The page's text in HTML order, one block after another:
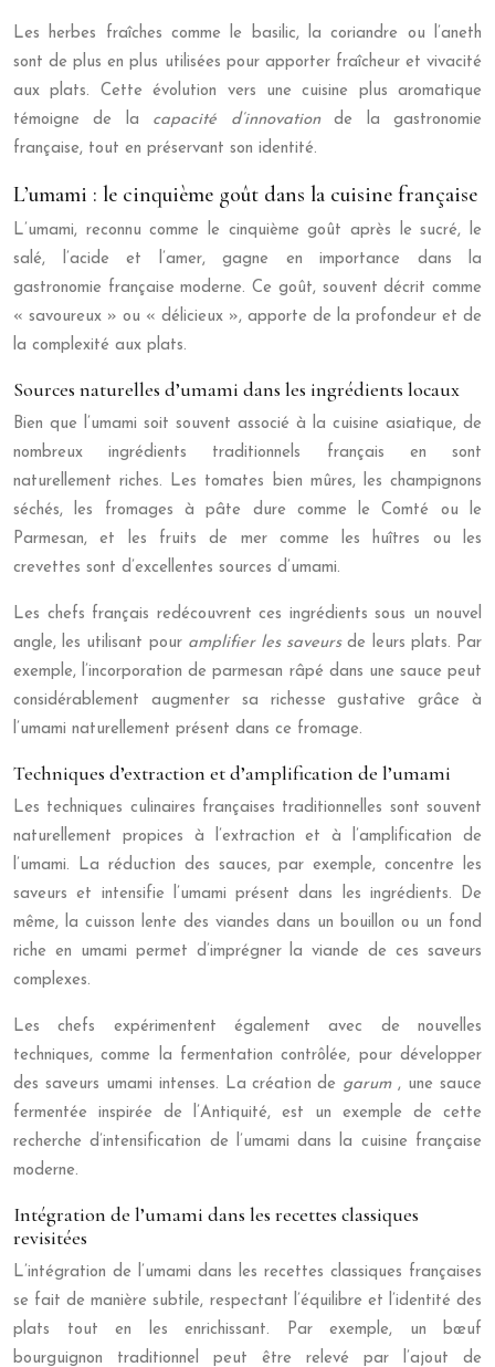
Les herbes fraîches comme le basilic, la coriandre ou l’aneth
sont de plus en plus utilisées pour apporter fraîcheur et vivacité
aux plats. Cette évolution vers une cuisine plus aromatique
témoigne de la capacité d’innovationde la gastronomie
française, tout en préservant son identité.
L’umami : le cinquième goût dans la cuisine française
L’umami, reconnu comme le cinquième goût après le sucré, le
salé, l’acide et l’amer, gagne en importance dans la
gastronomie française moderne. Ce goût, souvent décrit comme
« savoureux » ou « délicieux », apporte de la profondeur et de
la complexité aux plats.
Sources naturelles d’umami dans les ingrédients locaux
Bien que l’umami soit souvent associé à la cuisine asiatique, de
nombreux ingrédients traditionnels français en sont
naturellement riches. Les tomates bien mûres, les champignons
séchés, les fromages à pâte dure comme le Comté ou le
Parmesan, et les fruits de mer comme les huîtres ou les
crevettes sont d’excellentes sources d’umami.
Les chefs français redécouvrent ces ingrédients sous un nouvel
angle, les utilisant pour amplifier les saveursde leurs plats. Par
exemple, l’incorporation de parmesan râpé dans une sauce peut
considérablement augmenter sa richesse gustative grâce à
l’umami naturellement présent dans ce fromage.
Techniques d’extraction et d’amplification de l’umami
Les techniques culinaires françaises traditionnelles sont souvent
naturellement propices à l’extraction et à l’amplification de
l’umami. La réduction des sauces, par exemple, concentre les
saveurs et intensifie l’umami présent dans les ingrédients. De
même, la cuisson lente des viandes dans un bouillon ou un fond
riche en umami permet d’imprégner la viande de ces saveurs
complexes.
Les chefs expérimentent également avec de nouvelles
techniques, comme la fermentation contrôlée, pour développer
des saveurs umami intenses. La création de garum , une sauce
fermentée inspirée de l’Antiquité, est un exemple de cette
recherche d’intensification de l’umami dans la cuisine française
moderne.
Intégration de l’umami dans les recettes classiques
revisitées
L’intégration de l’umami dans les recettes classiques françaises
se fait de manière subtile, respectant l’équilibre et l’identité des
plats tout en les enrichissant. Par exemple, un bœuf
bourguignon traditionnel peut être relevé par l’ajout de